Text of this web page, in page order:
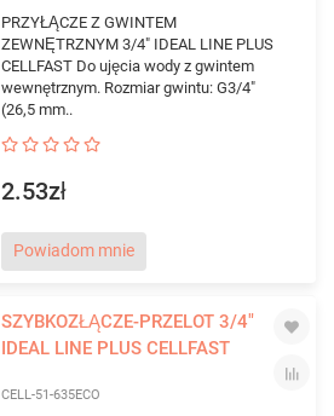
PRZYŁĄCZE Z GWINTEM
ZEWNĘTRZNYM 3/4" IDEAL LINE PLUS
CELLFAST Do ujęcia wody z gwintem
wewnętrznym. Rozmiar gwintu: G3/4"
(26,5 mm..
2.53zł
Powiadom mnie
SZYBKOZŁĄCZE-PRZELOT 3/4"
IDEAL LINE PLUS CELLFAST
CELL-51-635ECO